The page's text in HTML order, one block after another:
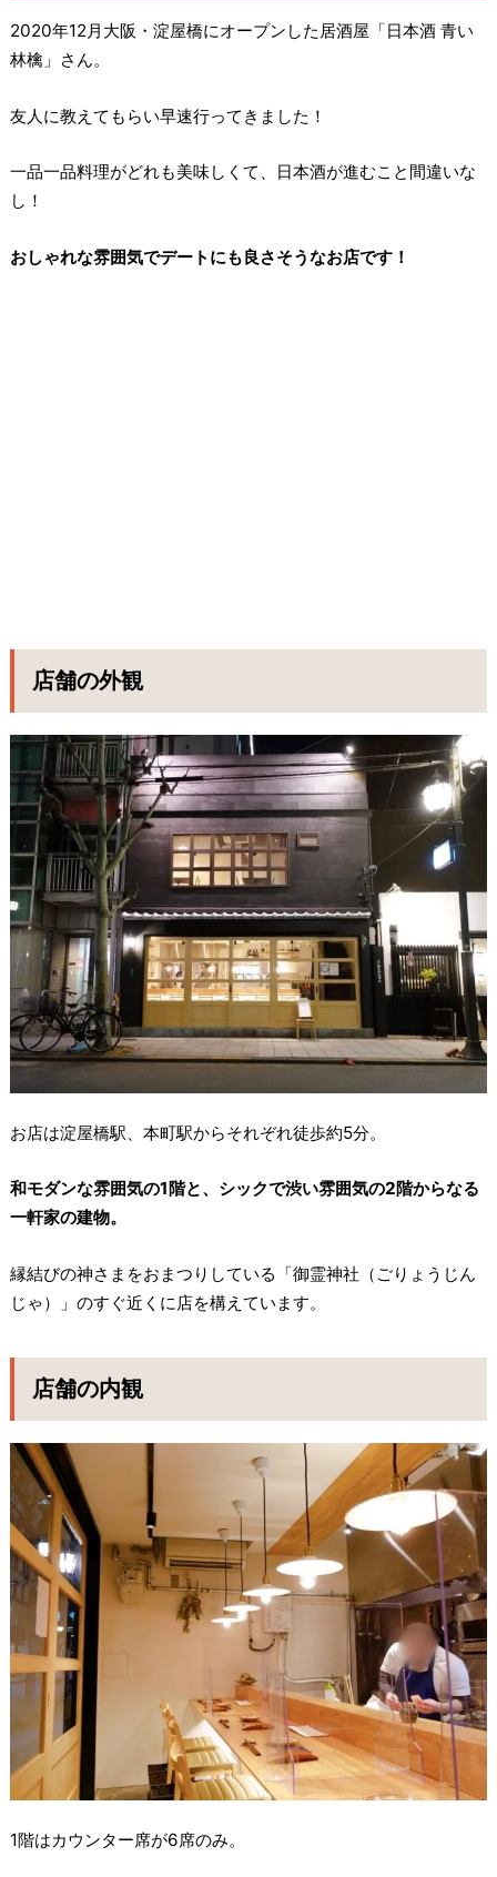
2020年12月大阪・淀屋橋にオープンした居酒屋「日本酒 青い
林檎」さん。
友人に教えてもらい早速行ってきました！
一品一品料理がどれも美味しくて、日本酒が進むこと間違いな
し！
おしゃれな雰囲気でデートにも良さそうなお店です！
店舗の外観
お店は淀屋橋駅、本町駅からそれぞれ徒歩約5分。
和モダンな雰囲気の1階と、シックで渋い雰囲気の2階からなる
一軒家の建物。
縁結びの神さまをおまつりしている「御霊神社（ごりょうじん
じゃ）」のすぐ近くに店を構えています。
店舗の内観
1階はカウンター席が6席のみ。